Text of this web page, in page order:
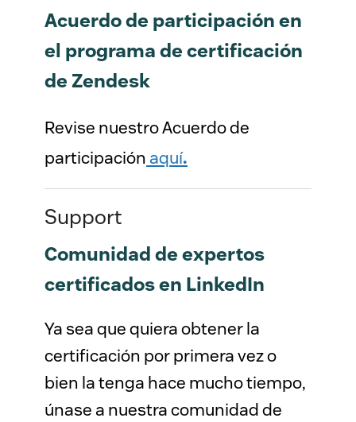
Acuerdo de participación en
el programa de certificación
de Zendesk
Revise nuestro Acuerdo de
participación aquí.
Support
Comunidad de expertos
certificados en LinkedIn
Ya sea que quiera obtener la
certificación por primera vez o
bien la tenga hace mucho tiempo,
únase a nuestra comunidad de